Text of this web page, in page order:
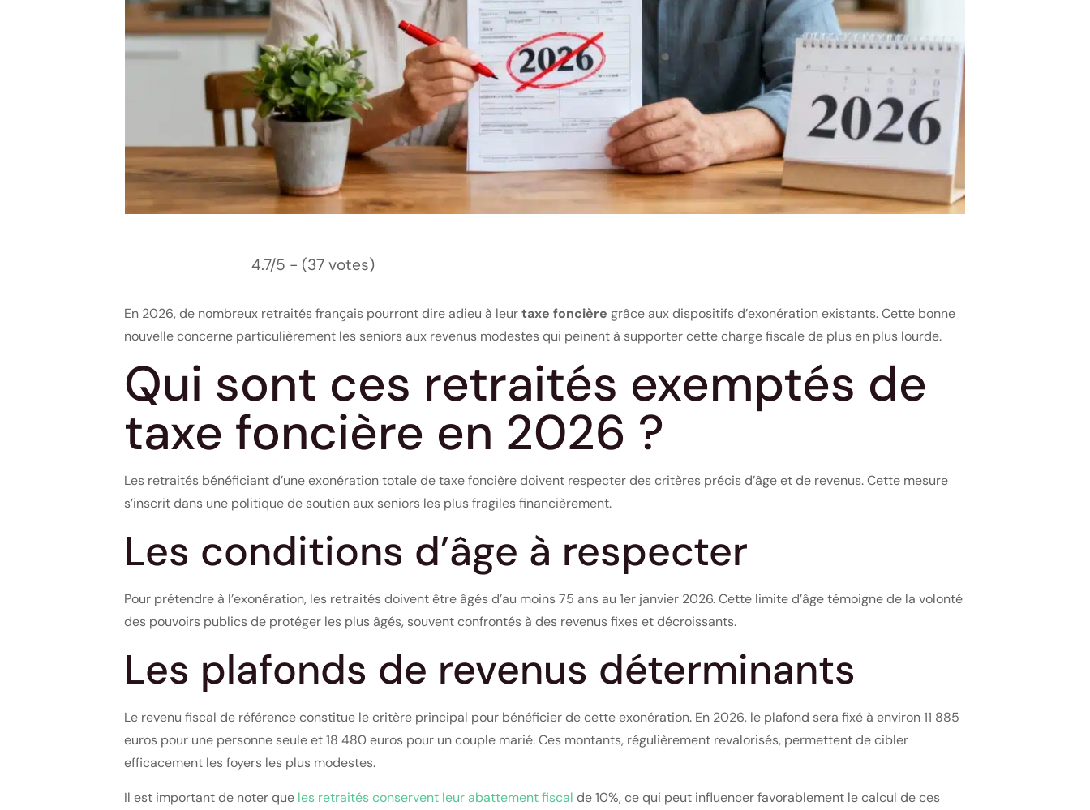
4.7/5 - (37 votes)
En 2026, de nombreux retraités français pourront dire adieu à leurtaxe foncière grâce aux dispositifs d’exonération existants. Cette bonne
nouvelle concerne particulièrement les seniors aux revenus modestes qui peinent à supporter cette charge fiscale de plus en plus lourde.
Qui sont ces retraités exemptés de
taxe foncière en 2026 ?
Les retraités bénéficiant d’une exonération totale de taxe foncière doivent respecter des critères précis d’âge et de revenus. Cette mesure
s’inscrit dans une politique de soutien aux seniors les plus fragiles financièrement.
Les conditions d’âge à respecter
Pour prétendre à l’exonération, les retraités doivent être âgés d’au moins 75 ans au 1er janvier 2026. Cette limite d’âge témoigne de la volonté
des pouvoirs publics de protéger les plus âgés, souvent confrontés à des revenus fixes et décroissants.
Les plafonds de revenus déterminants
Le revenu fiscal de référence constitue le critère principal pour bénéficier de cette exonération. En 2026, le plafond sera fixé à environ 11 885
euros pour une personne seule et 18 480 euros pour un couple marié. Ces montants, régulièrement revalorisés, permettent de cibler
efficacement les foyers les plus modestes.
Il est important de noter que les retraités conservent leur abattement fiscal de 10%, ce qui peut influencer favorablement le calcul de ces